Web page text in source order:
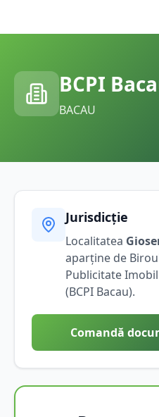
BCPI
BACAU
Jurisdicție
Localitatea
aparține de
Publicitate
(BCPI Bacau).
Comandă